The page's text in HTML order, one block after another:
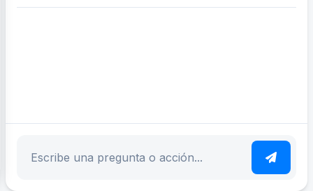
Escribe tu pregunta